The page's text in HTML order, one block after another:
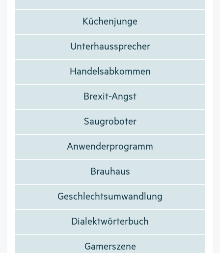
Küchenjunge
Unterhaussprecher
Handelsabkommen
Brexit-Angst
Saugroboter
Anwenderprogramm
Brauhaus
Geschlechtsumwandlung
Dialektwörterbuch
Gamerszene